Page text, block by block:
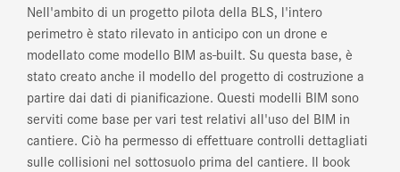
Nell'ambito di un progetto pilota della BLS, l'intero
perimetro è stato rilevato in anticipo con un drone e
modellato come modello BIM as-built. Su questa base, è
stato creato anche il modello del progetto di costruzione a
partire dai dati di pianificazione. Questi modelli BIM sono
serviti come base per vari test relativi all'uso del BIM in
cantiere. Ciò ha permesso di effettuare controlli dettagliati
sulle collisioni nel sottosuolo prima del cantiere. Il book